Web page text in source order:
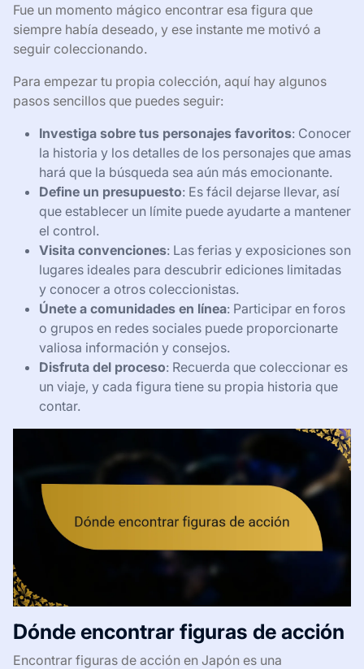
Fue un momento mágico encontrar esa figura que
siempre había deseado, y ese instante me motivó a
seguir coleccionando.
Para empezar tu propia colección, aquí hay algunos
pasos sencillos que puedes seguir:
Investiga sobre tus personajes favoritos: Conocer
la historia y los detalles de los personajes que amas
hará que la búsqueda sea aún más emocionante.
Define un presupuesto: Es fácil dejarse llevar, así
que establecer un límite puede ayudarte a mantener
el control.
Visita convenciones: Las ferias y exposiciones son
lugares ideales para descubrir ediciones limitadas
y conocer a otros coleccionistas.
Únete a comunidades en línea: Participar en foros
o grupos en redes sociales puede proporcionarte
valiosa información y consejos.
Disfruta del proceso: Recuerda que coleccionar es
un viaje, y cada figura tiene su propia historia que
contar.
Dónde encontrar figuras de acción
Encontrar figuras de acción en Japón es una